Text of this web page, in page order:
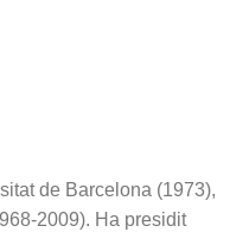
de Barcelona (1973),
2009). Ha presidit